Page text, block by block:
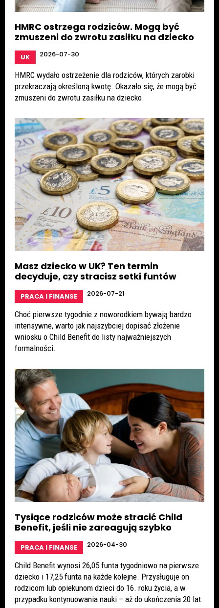
HMRC ostrzega rodziców. Mogą być
zmuszeni do zwrotu zasiłku na dziecko
UK 2026-07-30
HMRC wydało ostrzeżenie dla rodziców, których zarobki
przekraczają określoną kwotę. Okazało się, że mogą być
zmuszeni do zwrotu zasiłku na dziecko.
Masz dziecko w UK? Ten termin
decyduje, czy stracisz setki funtów
PRACA I FINANSE 2026-07-21
Choć pierwsze tygodnie z noworodkiem bywają bardzo
intensywne, warto jak najszybciej dopisać złożenie
wniosku o Child Benefit do listy najważniejszych
formalności.
Tysiące rodziców może stracić Child
Benefit, jeśli nie zareagują szybko
PRACA I FINANSE 2026-04-30
Child Benefit wynosi 26,05 funta tygodniowo na pierwsze
dziecko i 17,25 funta na każde kolejne. Przysługuje on
rodzicom lub opiekunom dzieci do 16. roku życia, a w
przypadku kontynuowania nauki – aż do ukończenia 20 lat.